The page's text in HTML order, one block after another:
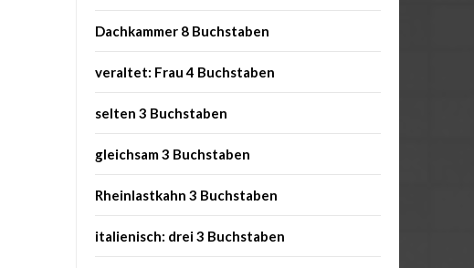
Dachkammer 8 Buchstaben
veraltet: Frau 4 Buchstaben
selten 3 Buchstaben
gleichsam 3 Buchstaben
Rheinlastkahn 3 Buchstaben
italienisch: drei 3 Buchstaben